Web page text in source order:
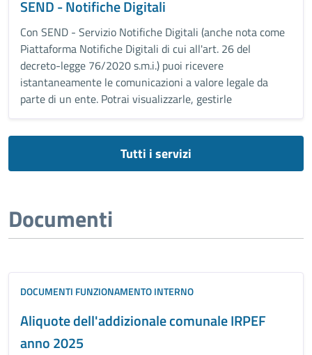
SEND - Notifiche Digitali
Con SEND - Servizio Notifiche Digitali (anche nota come
Piattaforma Notifiche Digitali di cui all'art. 26 del
decreto-legge 76/2020 s.m.i.) puoi ricevere
istantaneamente le comunicazioni a valore legale da
parte di un ente. Potrai visualizzarle, gestirle
Tutti i servizi
Documenti
DOCUMENTI FUNZIONAMENTO INTERNO
Aliquote dell'addizionale comunale IRPEF
anno 2025